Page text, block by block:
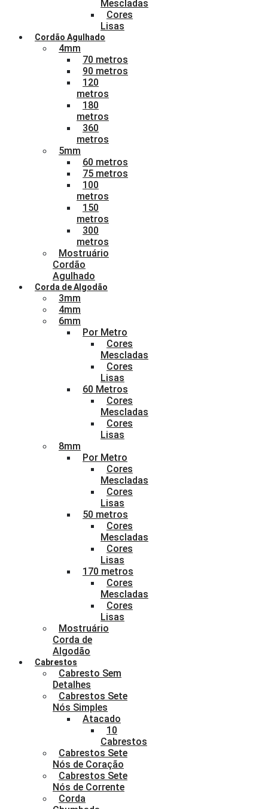
Mescladas
Cores
Lisas
Cordão Agulhado
4mm
70 metros
90 metros
120
metros
180
metros
360
metros
5mm
60 metros
75 metros
100
metros
150
metros
300
metros
Mostruário
Cordão
Agulhado
Corda de Algodão
3mm
4mm
6mm
Por Metro
Cores
Mescladas
Cores
Lisas
60 Metros
Cores
Mescladas
Cores
Lisas
8mm
Por Metro
Cores
Mescladas
Cores
Lisas
50 metros
Cores
Mescladas
Cores
Lisas
170 metros
Cores
Mescladas
Cores
Lisas
Mostruário
Corda de
Algodão
Cabrestos
Cabresto Sem
Detalhes
Cabrestos Sete
Nós Simples
Atacado
10
Cabrestos
Cabrestos Sete
Nós de Coração
Cabrestos Sete
Nós de Corrente
Corda